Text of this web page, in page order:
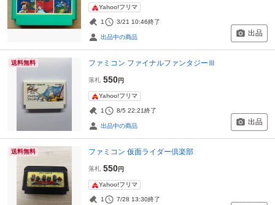
Yahoo!フリマ
1 3/21 10:46終了
出品中の商品 出品
送料無料 ファミコン ファイナルファンタジーⅢ
落札 550円
Yahoo!フリマ
1 8/5 22:21終了
出品中の商品 出品
送料無料 ファミコン 仮面ライダー倶楽部
落札 550円
Yahoo!フリマ
1 7/28 13:30終了